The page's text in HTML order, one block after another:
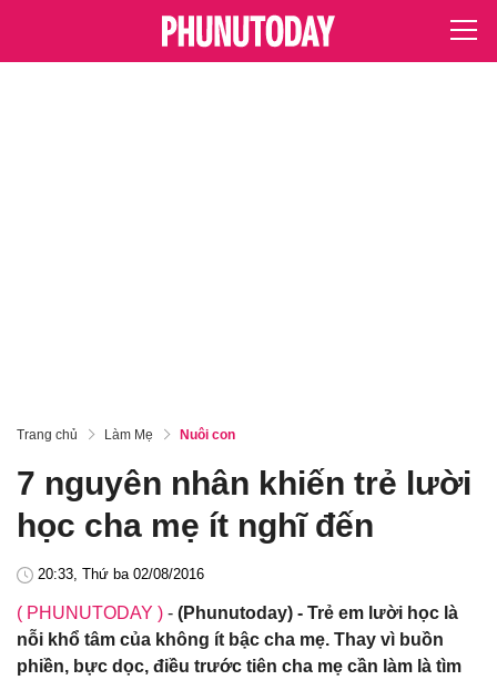
Trang chủ Làm Mẹ Nuôi con
7 nguyên nhân khiến trẻ lười
học cha mẹ ít nghĩ đến
20:33, Thứ ba 02/08/2016
( PHUNUTODAY ) - (Phunutoday) - Trẻ em lười học là
nỗi khổ tâm của không ít bậc cha mẹ. Thay vì buồn
phiền, bực dọc, điều trước tiên cha mẹ cần làm là tìm